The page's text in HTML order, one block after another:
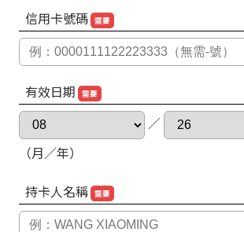
信用卡號碼 需要
有效日期 需要
／
（月／年）
持卡人名稱 需要